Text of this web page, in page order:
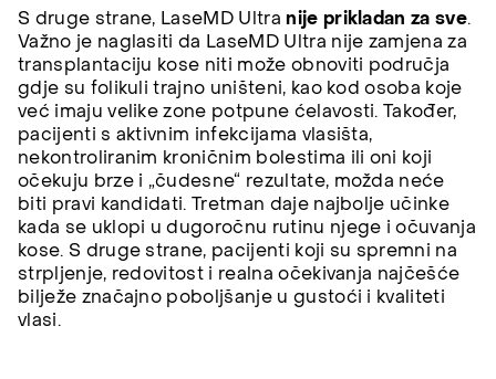
S druge strane, LaseMD Ultranije prikladan za sve.
Važno je naglasiti da LaseMD Ultra nije zamjena za
transplantaciju kose niti može obnoviti područja
gdje su folikuli trajno uništeni, kao kod osoba koje
već imaju velike zone potpune ćelavosti. Također,
pacijenti s aktivnim infekcijama vlasišta,
nekontroliranim kroničnim bolestima ili oni koji
očekuju brze i „čudesne“ rezultate, možda neće
biti pravi kandidati. Tretman daje najbolje učinke
kada se uklopi u dugoročnu rutinu njege i očuvanja
kose. S druge strane, pacijenti koji su spremni na
strpljenje, redovitost i realna očekivanja najčešće
bilježe značajno poboljšanje u gustoći i kvaliteti
vlasi.